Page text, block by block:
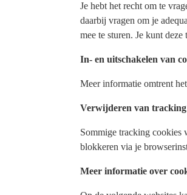
Je hebt het recht om te
daarbij vragen om je
mee te sturen. Je kunt
In- en uitschakelen van
Meer informatie omtrent
Verwijderen van tracking
Sommige tracking cookies
blokkeren via je
Meer informatie over